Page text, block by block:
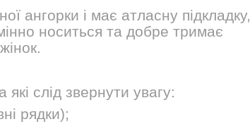
ангорки і має атласну підкладку,
носиться та добре тримає
слід звернути увагу:
рядки);